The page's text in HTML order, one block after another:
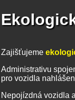
Zajišťujeme
Administrativu
pro vozidla
Nepojízdná vozidla